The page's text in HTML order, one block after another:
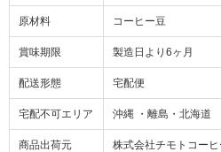
原材料 コーヒー豆
賞味期限 製造日より6ヶ月
配送形態 宅配便
宅配不可エリア 沖縄 ・離島・北海道
商品出荷元 株式会社チモトコーヒ